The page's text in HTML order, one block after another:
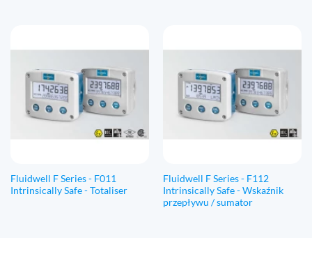
Fluidwell F Series - F011
Intrinsically Safe - Totaliser
Fluidwell F Series - F112
Intrinsically Safe - Wskaźnik
przepływu / sumator